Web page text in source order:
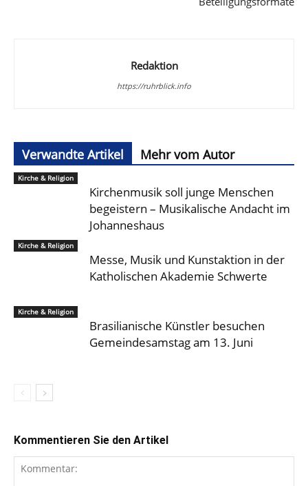
Redaktion
https://ruhrblick.info
Verwandte Artikel Mehr vom Autor
Kirche & Religion
Kirchenmusik soll junge Menschen
begeistern – Musikalische Andacht im
Johanneshaus
Kirche & Religion
Messe, Musik und Kunstaktion in der
Katholischen Akademie Schwerte
Kirche & Religion
Brasilianische Künstler besuchen
Gemeindesamstag am 13. Juni
Kommentieren Sie den Artikel